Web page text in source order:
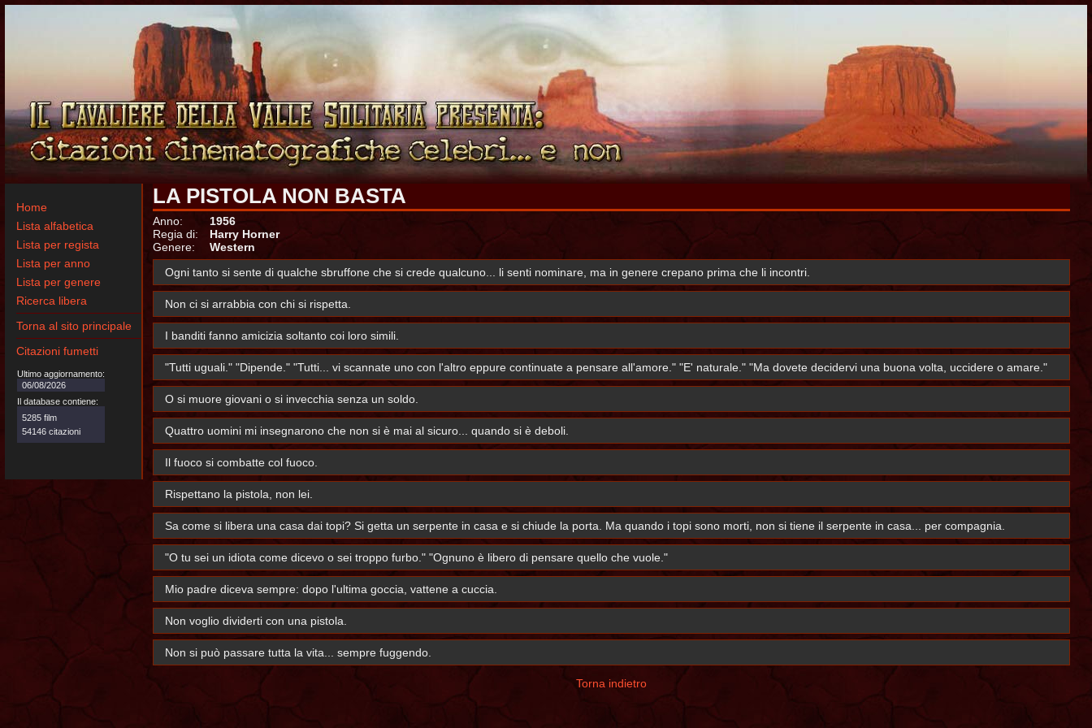
Home
Lista alfabetica
Lista per regista
Lista per anno
Lista per genere
Ricerca libera
Torna al sito principale
Citazioni fumetti
Ultimo aggiornamento:
06/08/2026
Il database contiene:
5285 film
54146 citazioni
LA PISTOLA NON BASTA
Anno:
1956
Regia di:
Harry Horner
Genere:
Western
Ogni tanto si sente di qualche sbruffone che si crede qualcuno... li senti nominare, ma in genere crepano prima che li incontri.
Non ci si arrabbia con chi si rispetta.
I banditi fanno amicizia soltanto coi loro simili.
"Tutti uguali." "Dipende." "Tutti... vi scannate uno con l'altro eppure continuate a pensare all'amore." "E' naturale." "Ma dovete decidervi una buona volta, uccidere o amare."
O si muore giovani o si invecchia senza un soldo.
Quattro uomini mi insegnarono che non si è mai al sicuro... quando si è deboli.
Il fuoco si combatte col fuoco.
Rispettano la pistola, non lei.
Sa come si libera una casa dai topi? Si getta un serpente in casa e si chiude la porta. Ma quando i topi sono morti, non si tiene il serpente in casa... per compagnia.
"O tu sei un idiota come dicevo o sei troppo furbo." "Ognuno è libero di pensare quello che vuole."
Mio padre diceva sempre: dopo l'ultima goccia, vattene a cuccia.
Non voglio dividerti con una pistola.
Non si può passare tutta la vita... sempre fuggendo.
Torna indietro